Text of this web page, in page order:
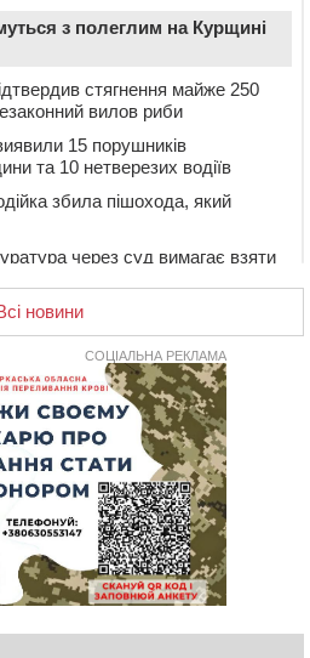
з полеглим на Курщині
стягнення майже 250
вилов риби
15 порушників
та 10 нетверезих водіїв
збила пішохода, який
через суд вимагає взяти
під колесами вантажівки
для приватизації
у центрі міста
пенсії: як його докупити та що
низку недоліків у гуртожитку, де
рідкісного чорного грифа
до кінця року
новини
СОЦІАЛЬНА РЕКЛАМА